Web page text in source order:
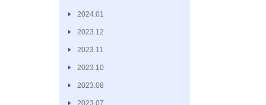
2024.01
2023.12
2023.11
2023.10
2023.08
2023.07